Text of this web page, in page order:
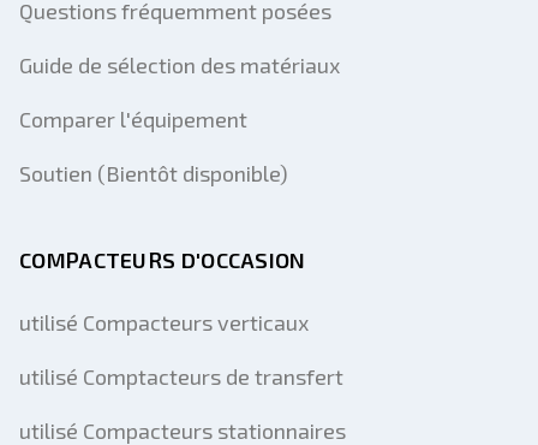
Questions fréquemment posées
Guide de sélection des matériaux
Comparer l'équipement
Soutien (Bientôt disponible)
COMPACTEURS D'OCCASION
utilisé Compacteurs verticaux
utilisé Comptacteurs de transfert
utilisé Compacteurs stationnaires